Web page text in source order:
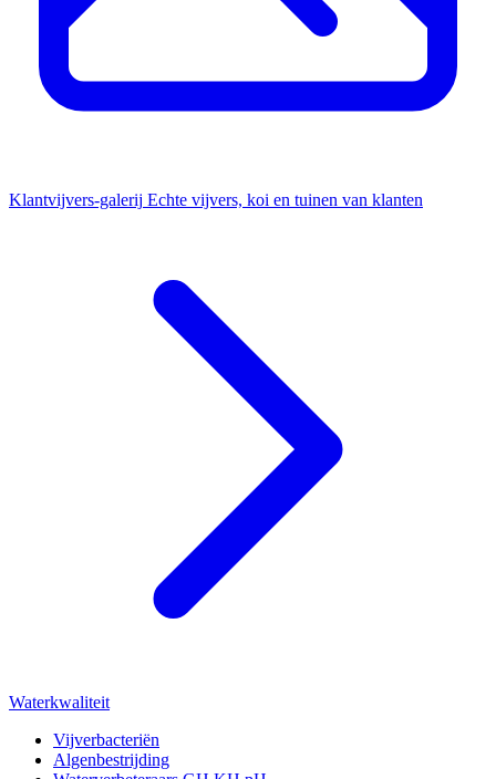
Klantvijvers-galerij Echte vijvers, koi en tuinen van klanten
Waterkwaliteit
Vijverbacteriën
Algenbestrijding